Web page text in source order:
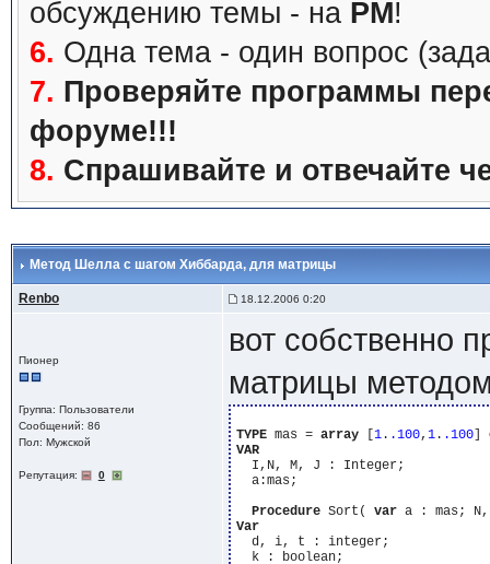
обсуждению темы - на PM!
6. Одна тема - один вопрос
7. Проверяйте программы
форуме!!!
8. Спрашивайте и отвечайте
Метод Шелла с шагом Хиббарда, для матрицы
Renbo 18.12.2006 0:20
Пионер
Группа: Пользователи
Сообщений: 86
Пол: Мужской
Репутация: 0
вот собственно
матрицы
TYPE mas = array [ 1. .100, 1. .100]
VAR
  I,N, M, J : Integer;
  a:mas;
Procedure Sort( var
Var
  d, i, t : integer;